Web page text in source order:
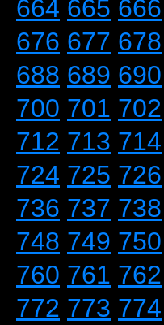
664 665 666
676 677 678
688 689 690
700 701 702
712 713 714
724 725 726
736 737 738
748 749 750
760 761 762
772 773 774